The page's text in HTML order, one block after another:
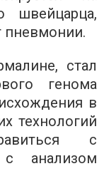
швейцарца,
пневмонии.
стал
генома
в
технологий
с
с анализом